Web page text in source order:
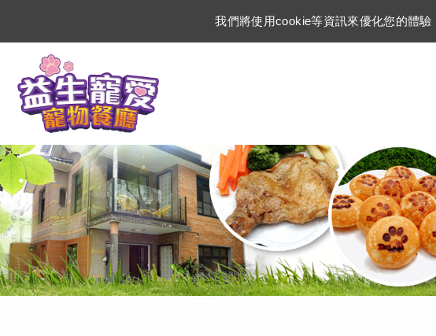
我們將使用cookie等資訊來優化您的體